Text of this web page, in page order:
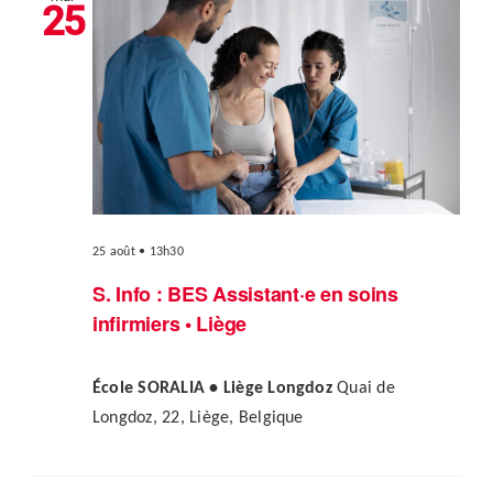
de
25
S. Info : BES Assistant·e en soins
infirmiers • Liège
25 août • 13h30
École SORALIA • Liège LongdozQuai de
Longdoz, 22, Liège, Belgique